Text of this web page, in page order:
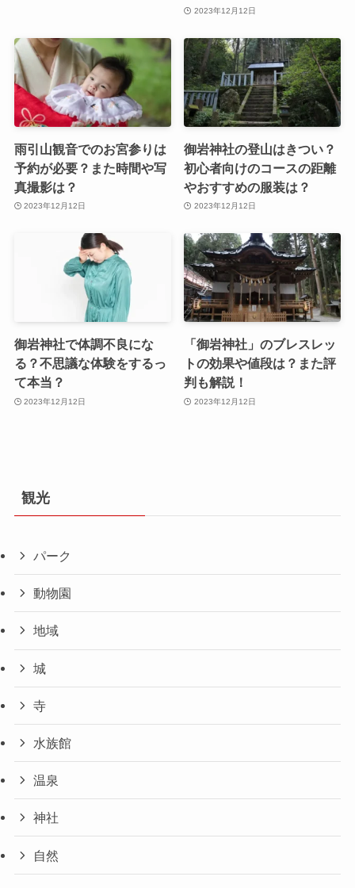
2023年12月12日
雨引山観音でのお宮参りは
予約が必要？また時間や写
真撮影は？
2023年12月12日
御岩神社の登山はきつい？
初心者向けのコースの距離
やおすすめの服装は？
2023年12月12日
御岩神社で体調不良にな
る？不思議な体験をするっ
て本当？
2023年12月12日
「御岩神社」のブレスレッ
トの効果や値段は？また評
判も解説！
2023年12月12日
観光
パーク
動物園
地域
城
寺
水族館
温泉
神社
自然